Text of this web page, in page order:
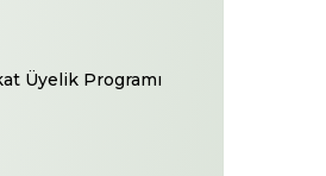
Üyelik Programı